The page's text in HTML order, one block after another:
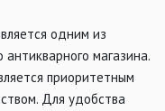
одним из
магазина.
приоритетным
Для удобства